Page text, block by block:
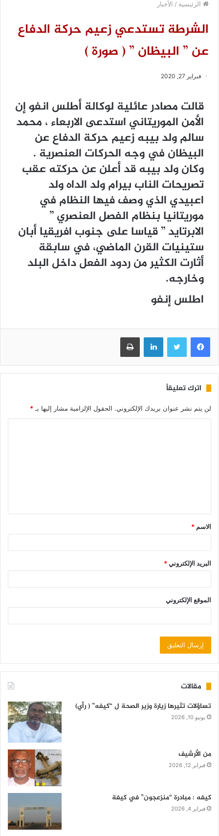
الرئيسية / الأخبار
الشرطة تستدعي ﺯﻋﻴﻢ ﺣﺮﻛﺔ ﺍﻟﺪﻓﺎﻉ
ﻋﻦ ” ﺍﻟﺒﻴﻈﺎﻥ ” ‏( ﺻﻮﺭﺓ ‏)
فبراير 27, 2020
ﻗﺎﻟﺖ ﻣﺼﺎﺩﺭ ﻋﺎﺋﻠﻴﺔ ﻟﻮﻛﺎﻟﺔ ﺃﻃﻠﺲ ﺍﻧﻔﻮ ﺇﻥ
ﺍﻷﻣﻦ ﺍﻟﻤﻮﺭﻳﺘﺎﻧﻲ ﺍﺳﺘﺪﻋﻰ ﺍﻻﺭﺑﻌﺎﺀ ، ﻣﺤﻤﺪ
ﺳﺎﻟﻢ ﻭﻟﺪ ﺑﻴﺒﻪ ﺯﻋﻴﻢ ﺣﺮﻛﺔ ﺍﻟﺪﻓﺎﻉ ﻋﻦ
ﺍﻟﺒﻴﻈﺎﻥ ﻓﻲ ﻭﺟﻪ ﺍﻟﺤﺮﻛﺎﺕ ﺍﻟﻌﻨﺼﺮﻳﺔ .
ﻭﻛﺎﻥ ﻭﻟﺪ ﺑﻴﺒﻪ ﻗﺪ ﺃﻋﻠﻦ ﻋﻦ ﺣﺮﻛﺘﻪ ﻋﻘﺐ
ﺗﺼﺮﻳﺤﺎﺕ ﺍﻟﻨﺎﺏ ﺑﻴﺮﺍﻡ ﻭﻟﺪ ﺍﻟﺪﺍﻩ ﻭﻟﺪ
ﺍﻋﺒﻴﺪﻱ ﺍﻟﺬﻱ ﻭﺻﻒ ﻓﻴﻬﺎ ﺍﻟﻨﻈﺎﻡ ﻓﻲ
ﻣﻮﺭﻳﺘﺎﻧﻴﺎ ﺑﻨﻈﺎﻡ ﺍﻟﻔﺼﻞ ﺍﻟﻌﻨﺼﺮﻱ ”
ﺍﻻﺑﺮﺗﺎﻳﺪ ” ﻗﻴﺎﺳﺎ ﻋﻠﻰ ﺟﻨﻮﺏ ﺍﻓﺮﻳﻘﻴﺎ ﺃﺑﺎﻥ
ﺳﺘﻴﻨﻴﺎﺕ ﺍﻟﻘﺮﻥ ﺍﻟﻤﺎﺿﻲ، ﻓﻲ ﺳﺎﺑﻘﺔ
ﺃﺛﺎﺭﺕ ﺍﻟﻜﺜﻴﺮ ﻣﻦ ﺭﺩﻭﺩ ﺍﻟﻔﻌﻞ ﺩﺍﺧﻞ ﺍﻟﺒﻠﺪ
ﻭﺧﺎﺭﺟﻪ.
اطلس إنفو
فيسبوك تويتر لينكدإن طباعة
اترك تعليقاً
لن يتم نشر عنوان بريدك الإلكتروني. الحقول الإلزامية مشار إليها بـ *
الاسم *
البريد الإلكتروني*
الموقع الإلكتروني
مقالات
تساؤلات تثيرها زيارة وزير الصحة ل “كيفه” ( رأي)
يونيو 10, 2026
من الأرشيف
فبراير 12, 2026
كيفه : مبادرة “منزعجون” في كيفة
فبراير 4, 2026